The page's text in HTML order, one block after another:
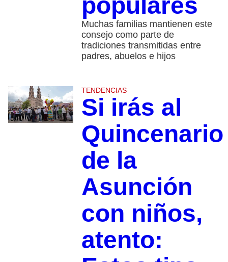
populares
Muchas familias mantienen este
consejo como parte de
tradiciones transmitidas entre
padres, abuelos e hijos
TENDENCIAS
Si irás al
Quincenario
de la
Asunción
con niños,
atento: